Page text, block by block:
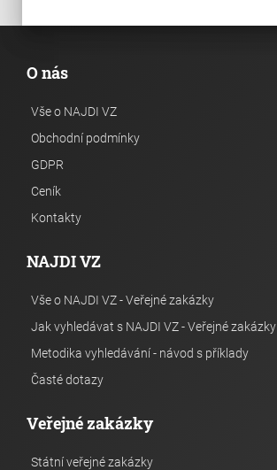
O nás
Vše o NAJDI VZ
Obchodní podmínky
GDPR
Ceník
Kontakty
NAJDI VZ
Vše o NAJDI VZ - Veřejné zakázky
Jak vyhledávat s NAJDI VZ - Veřejné zakázky
Metodika vyhledávání - návod s příklady
Časté dotazy
Veřejné zakázky
Státní veřejné zakázky